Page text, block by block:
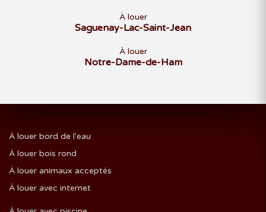
À louer
Saguenay-Lac-Saint-Jean
À louer
Notre-Dame-de-Ham
À louer bord de l'eau
À louer bois rond
À louer animaux acceptés
À louer avec internet